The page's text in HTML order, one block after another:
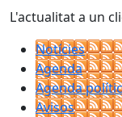
L'actualitat a un
Notícies
Agenda
Agenda
Avisos